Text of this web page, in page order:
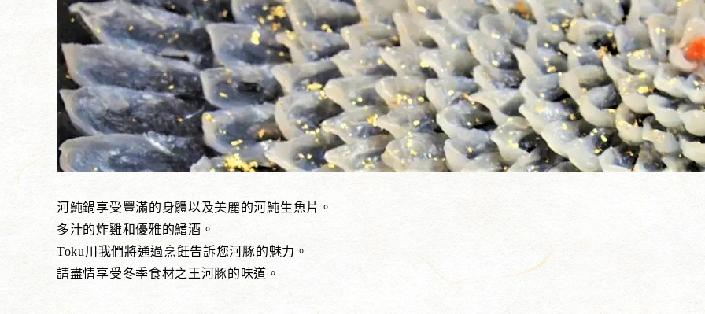
河魨鍋享受豐滿的身體以及美麗的河魨生魚片。
多汁的炸雞和優雅的鰭酒。
Toku川我們將通過烹飪告訴您河豚的魅力。
請盡情享受冬季食材之王河豚的味道。